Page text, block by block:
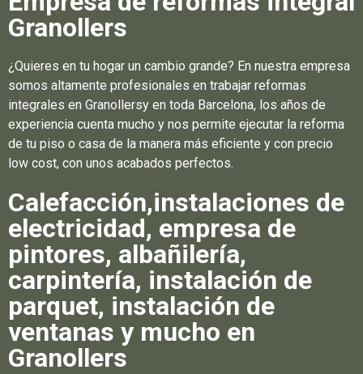
Granollers
¿Quieres en tu hogar un cambio grande? En nuestra empresa
somos altamente profesionales en trabajar reformas
integrales en Granollersy en toda Barcelona, los años de
experiencia cuenta mucho y nos permite ejecutar la reforma
de tu piso o casa de la manera más eficiente y con precio
low cost, con unos acabados perfectos.
Calefacción,instalaciones de
electricidad, empresa de
pintores, albañilería,
carpintería, instalación de
parquet, instalación de
ventanas y mucho en
Granollers